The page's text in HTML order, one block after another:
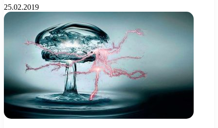
25.02.2019